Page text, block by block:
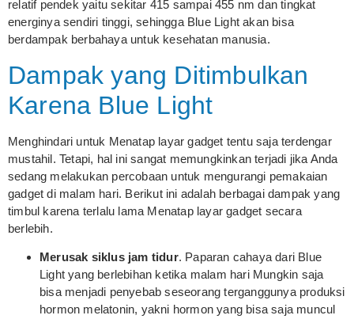
relatif pendek yaitu sekitar 415 sampai 455 nm dan tingkat
energinya sendiri tinggi, sehingga Blue Light akan bisa
berdampak berbahaya untuk kesehatan manusia.
Dampak yang Ditimbulkan
Karena Blue Light
Menghindari untuk Menatap layar gadget tentu saja terdengar
mustahil. Tetapi, hal ini sangat memungkinkan terjadi jika Anda
sedang melakukan percobaan untuk mengurangi pemakaian
gadget di malam hari. Berikut ini adalah berbagai dampak yang
timbul karena terlalu lama Menatap layar gadget secara
berlebih.
Merusak siklus jam tidur. Paparan cahaya dari Blue
Light yang berlebihan ketika malam hari Mungkin saja
bisa menjadi penyebab seseorang terganggunya produksi
hormon melatonin, yakni hormon yang bisa saja muncul